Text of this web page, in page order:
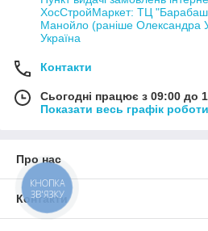
ХосСтройМаркет: ТЦ
Манойло (раніше Олександра
Україна
Контакти
Сьогодні працює з 09:00 до
Показати весь графік роботи
Про нас
Контакти
КНОПКА
ЗВ'ЯЗКУ